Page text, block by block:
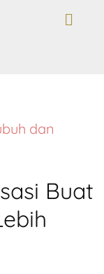
dan
Buat